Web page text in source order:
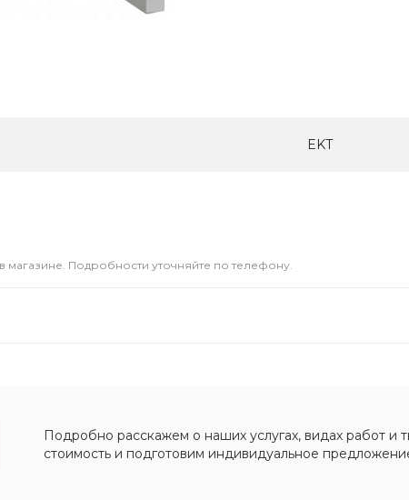
EKT
магазине. Подробности уточняйте по телефону.
Подробно расскажем о наших услугах, видах работ и
стоимость и подготовим индивидуальное